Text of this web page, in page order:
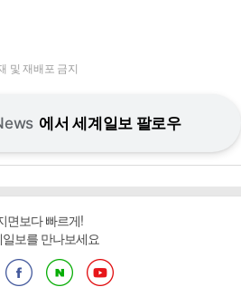
및 재배포 금지
에서 세계일보 팔로우
면보다 빠르게!
보를 만나보세요